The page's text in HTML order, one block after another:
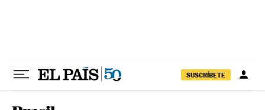
SUSCRÍBETE